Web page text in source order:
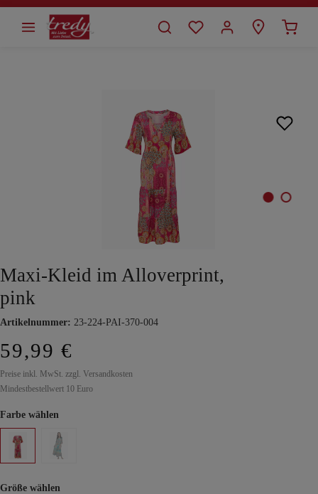
springen
Maxi-Kleid im Alloverprint,
pink
Artikelnummer: 23-224-PAI-370-004
59,99 €
Preise inkl. MwSt. zzgl. Versandkosten
Mindestbestellwert 10 Euro
Farbe wählen
Größe wählen